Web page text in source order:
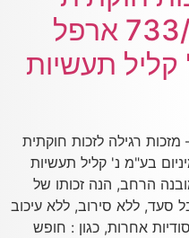
(בעקבות ע"א 733/95 ארפל
קליל תעשיות
מזכות רגילה לזכות חוקתית
ארפל אלומיניום בע"מ נ' קליל תעשיות
הרחב, הנה זכותו של
סעד, ללא סירוב, ללא עיכוב
אחרות, כגון : חופש